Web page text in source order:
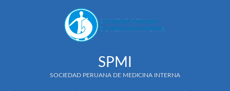
SPMI
SOCIEDAD PERUANA DE MEDICINA INTERNA